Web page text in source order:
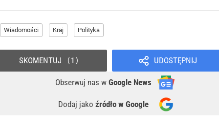
Wiadomości Kraj Polityka
UDOSTĘPNIJ
Obserwuj nas w Google News
Dodaj jako źródło w Google
SKOMENTUJ 1